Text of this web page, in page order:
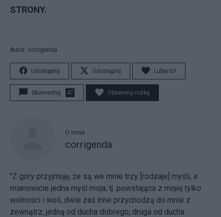
STRONY.
Autor: corrigenda
Udostępnij Udostępnij Lubię to!
Skomentuj 47 Obserwuj notkę
O mnie
corrigenda
"Z góry przyjmuję, że są we mnie trzy [rodzaje] myśli, a
mianowicie jedna myśl moja, tj. powstająca z mojej tylko
wolności i woli, dwie zaś inne przychodzą do mnie z
zewnątrz, jedną od ducha dobrego, druga od ducha